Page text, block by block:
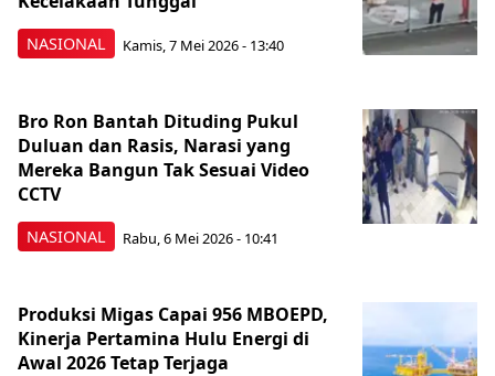
NASIONAL Kamis, 7 Mei 2026 - 13:40
NASIONAL
Bro Ron Bantah Dituding Pukul
Duluan dan Rasis, Narasi yang
Mereka Bangun Tak Sesuai Video
CCTV
Rabu, 6 Mei 2026 - 10:41
Produksi Migas Capai 956 MBOEPD,
Kinerja Pertamina Hulu Energi di
Awal 2026 Tetap Terjaga